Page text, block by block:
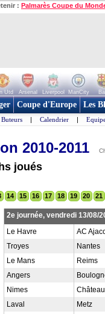
: Palmarès Coupe du
Utd Arsenal Liverpool ManCity
Coupe d'Europe Les
Buteurs | Calendrier |
2010-2011
joués
14 15 16 17 18 19 20 21
2e journée, vendredi 13/08/
Le Havre
AC
Troyes
Nantes
Le Mans
Reims
Angers
Nimes
Laval
Metz